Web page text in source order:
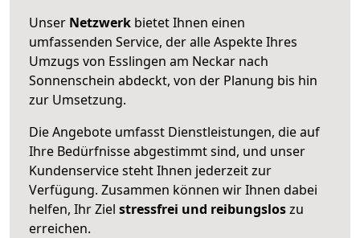
Unser Netzwerk bietet Ihnen einen
umfassenden Service, der alle Aspekte Ihres
Umzugs von Esslingen am Neckar nach
Sonnenschein abdeckt, von der Planung bis hin
zur Umsetzung.
Die Angebote umfasst Dienstleistungen, die auf
Ihre Bedürfnisse abgestimmt sind, und unser
Kundenservice steht Ihnen jederzeit zur
Verfügung. Zusammen können wir Ihnen dabei
helfen, Ihr Ziel stressfrei und reibungsloszu
erreichen.